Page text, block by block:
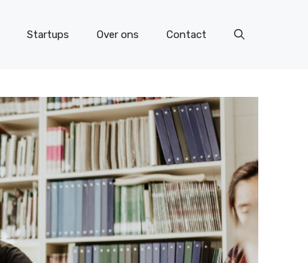
Startups Over ons Contact